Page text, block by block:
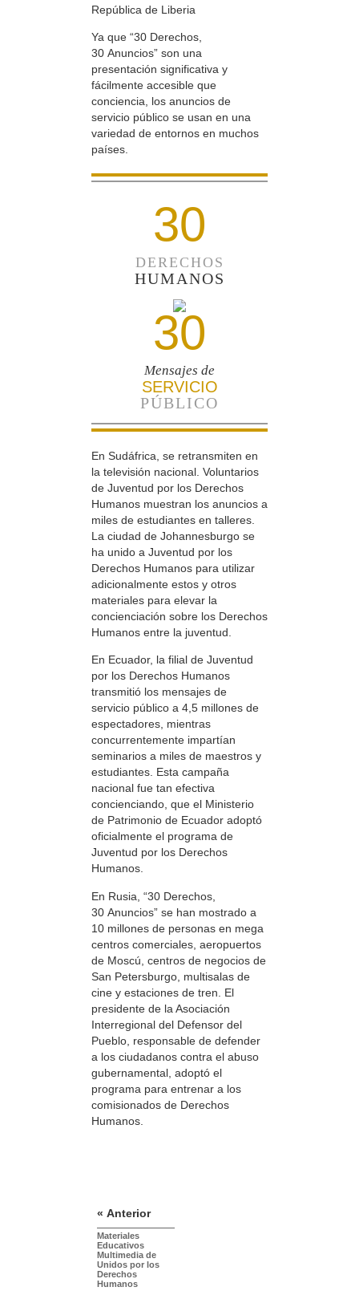
República de Liberia
Ya que “30 Derechos,
30 Anuncios” son una
presentación significativa y
fácilmente accesible que
conciencia, los anuncios de
servicio público se usan en una
variedad de entornos en muchos
países.
30
DERECHOS
HUMANOS
30
Mensajes de
SERVICIO
PÚBLICO
En Sudáfrica, se retransmiten en
la televisión nacional. Voluntarios
de Juventud por los Derechos
Humanos muestran los anuncios a
miles de estudiantes en talleres.
La ciudad de Johannesburgo se
ha unido a Juventud por los
Derechos Humanos para utilizar
adicionalmente estos y otros
materiales para elevar la
concienciación sobre los Derechos
Humanos entre la juventud.
En Ecuador, la filial de Juventud
por los Derechos Humanos
transmitió los mensajes de
servicio público a 4,5 millones de
espectadores, mientras
concurrentemente impartían
seminarios a miles de maestros y
estudiantes. Esta campaña
nacional fue tan efectiva
concienciando, que el Ministerio
de Patrimonio de Ecuador adoptó
oficialmente el programa de
Juventud por los Derechos
Humanos.
En Rusia, “30 Derechos,
30 Anuncios” se han mostrado a
10 millones de personas en mega
centros comerciales, aeropuertos
de Moscú, centros de negocios de
San Petersburgo, multisalas de
cine y estaciones de tren. El
presidente de la Asociación
Interregional del Defensor del
Pueblo, responsable de defender
a los ciudadanos contra el abuso
gubernamental, adoptó el
programa para entrenar a los
comisionados de Derechos
Humanos.
« Anterior
Materiales
Educativos
Multimedia de
Unidos por los
Derechos
Humanos